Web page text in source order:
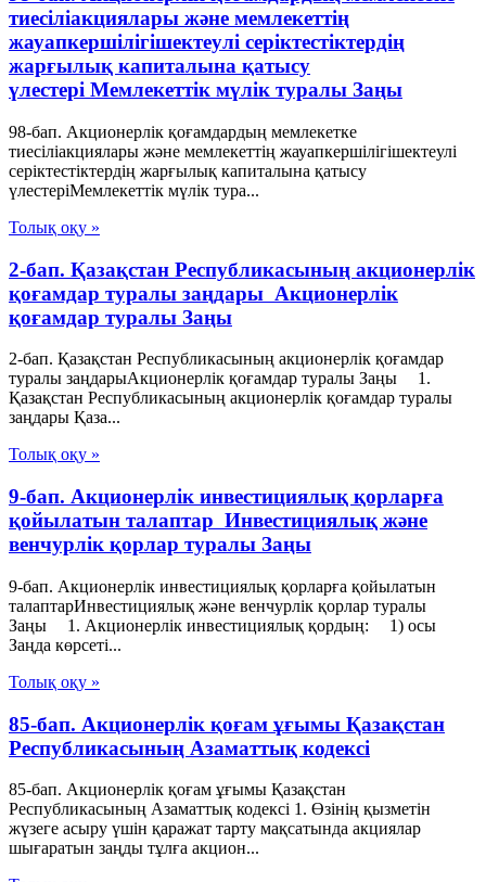
тиесiлiакциялары және мемлекеттiң
жауапкершiлiгiшектеулi серiктестiктердiң
жарғылық капиталына қатысу
үлестерi Мемлекеттік мүлік туралы Заңы
98-бап. Акционерлік қоғамдардың мемлекетке
тиесiлiакциялары және мемлекеттiң жауапкершiлiгiшектеулi
серiктестiктердiң жарғылық капиталына қатысу
үлестерiМемлекеттік мүлік тура...
Толық оқу »
2-бап. Қазақстан Республикасының акционерлік
қоғамдар туралы заңдары Акционерлік
қоғамдар туралы Заңы
2-бап. Қазақстан Республикасының акционерлік қоғамдар
туралы заңдарыАкционерлік қоғамдар туралы Заңы 1.
Қазақстан Республикасының акционерлік қоғамдар туралы
заңдары Қаза...
Толық оқу »
9-бап. Акционерлiк инвестициялық қорларға
қойылатын талаптар Инвестициялық және
венчурлік қорлар туралы Заңы
9-бап. Акционерлiк инвестициялық қорларға қойылатын
талаптарИнвестициялық және венчурлік қорлар туралы
Заңы 1. Акционерлiк инвестициялық қордың: 1) осы
Заңда көрсетi...
Толық оқу »
85-бап. Акционерлiк қоғам ұғымы Қазақстан
Республикасының Азаматтық кодексi
85-бап. Акционерлiк қоғам ұғымы Қазақстан
Республикасының Азаматтық кодексi 1. Өзiнiң қызметiн
жүзеге асыру үшiн қаражат тарту мақсатында акциялар
шығаратын заңды тұлға акцион...